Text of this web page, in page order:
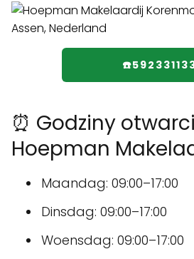
⏰ Godziny
Hoepman
Maandag: 09:00–17:00
Dinsdag: 09:00–17:00
Woensdag: 09:00–17:00